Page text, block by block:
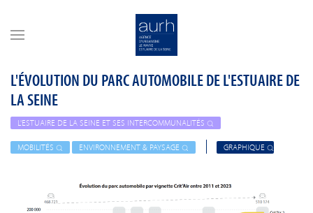
L'ÉVOLUTION DU PARC AUTOMOBILE DE L'ESTUAIRE DE
LA SEINE
L'ESTUAIRE DE LA SEINE ET SES INTERCOMMUNALITÉS
MOBILITÉS ENVIRONNEMENT & PAYSAGE GRAPHIQUE